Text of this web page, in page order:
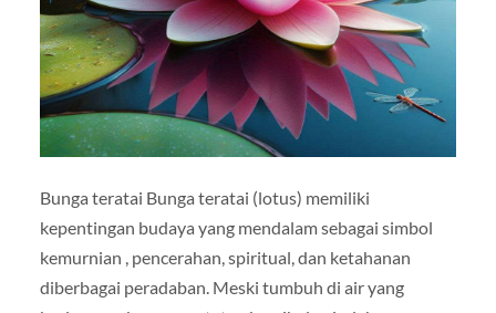
Bunga teratai Bunga teratai (lotus) memiliki
kepentingan budaya yang mendalam sebagai simbol
kemurnian , pencerahan, spiritual, dan ketahanan
diberbagai peradaban. Meski tumbuh di air yang